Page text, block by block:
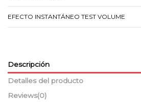
EFECTO INSTANTÁNEO TEST VOLUME
Descripción
Detalles del producto
Reviews(0)